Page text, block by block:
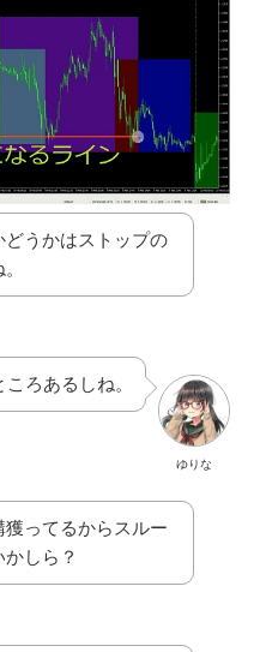
うかはストップの
。
ゆりな
かしら？